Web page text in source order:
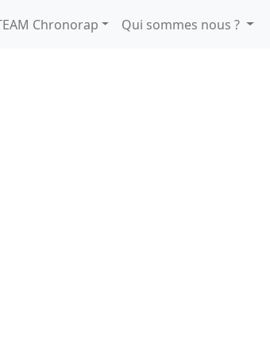
Chronorap Qui sommes nous ?